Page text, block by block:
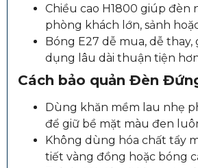
Chiều cao H1800 giúp đèn
phòng khách lớn, sảnh
Bóng E27 dễ mua, dễ thay,
dụng lâu dài thuận tiện
Cách bảo quản Đèn
Dùng khăn mềm lau nhẹ
để giữ bề mặt màu đen
Không dùng hóa chất tẩy
tiết vàng đồng hoặc bóng